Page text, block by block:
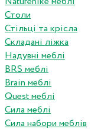
Столи
Стільці та крісла
Складані ліжка
Надувні меблі
BRS меблі
Brain меблі
Quest меблі
Сила меблі
Сила набори меблів